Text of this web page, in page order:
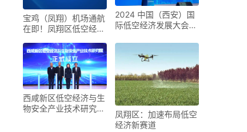
宝鸡（凤翔）机场通航
在即！凤翔区低空经济
2024 中国（西安）国
际低空经济发展大会于
启幕
西咸新区低空经济与生
物安全产业技术研究院
凤翔区：加速布局低空
经济新赛道